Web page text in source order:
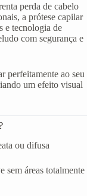
perda de cabelo
a prótese capilar
e tecnologia de
com segurança e
perfeitamente ao seu
um efeito visual
ou difusa
sem áreas totalmente